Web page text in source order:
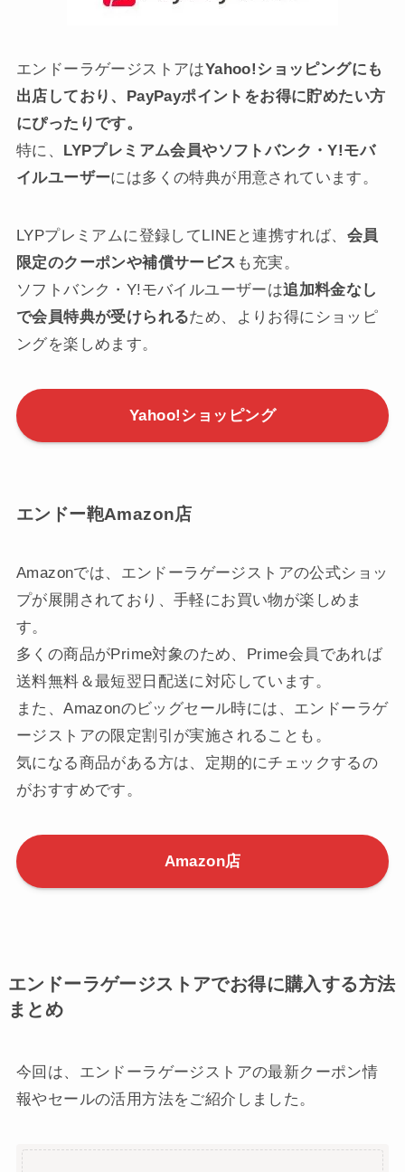
エンドーラゲージストアはYahoo!ショッピングにも
出店しており、PayPayポイントをお得に貯めたい方
にぴったりです。
特に、
LYPプレミアム会員やソフトバンク・Y!モバ
イルユーザーには多くの特典が用意されています。
LYPプレミアムに登録してLINEと連携すれば、 会員
限定のクーポンや補償サービス も充実。
ソフトバンク・Y!モバイルユーザーは追加料金なし
で会員特典が受けられるため、よりお得にショッピ
ングを楽しめます。
Yahoo!ショッピング
エンドー鞄Amazon店
Amazonでは、エンドーラゲージストアの公式ショッ
プが展開されており、手軽にお買い物が楽しめま
す。
多くの商品がPrime対象のため、Prime会員であれば
送料無料＆最短翌日配送に対応しています。
また、Amazonのビッグセール時には、エンドーラゲ
ージストアの限定割引が実施されることも。
気になる商品がある方は、定期的にチェックするの
がおすすめです。
Amazon店
エンドーラゲージストアでお得に購入する方法
まとめ
今回は、エンドーラゲージストアの最新クーポン情
報やセールの活用方法をご紹介しました。